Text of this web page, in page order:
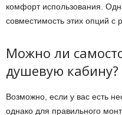
комфорт использования.
совместимость этих опций
Можно ли
душевую кабину?
Возможно, если у вас есть
однако для правильного